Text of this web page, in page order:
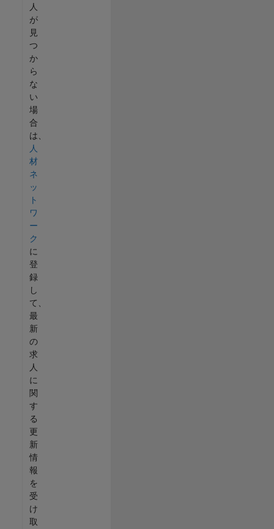
人
が
見
つ
か
ら
な
い
場
合
は、
人
材
ネ
ッ
ト
ワ
ー
ク
に
登
録
し
て、
最
新
の
求
人
に
関
す
る
更
新
情
報
を
受
け
取